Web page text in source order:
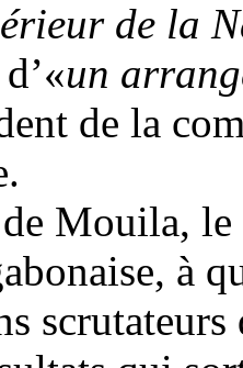
de la
un
de la
Mouila, le
à